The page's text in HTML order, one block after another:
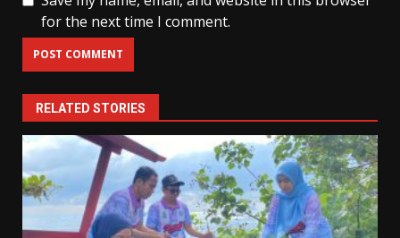
for the next time I comment.
RELATED STORIES